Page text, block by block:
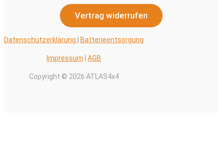
Vertrag widerrufen
Datenschutzerklärung Batterieentsorgung
Impressum AGB
Copyright © 2026 ATLAS4x4